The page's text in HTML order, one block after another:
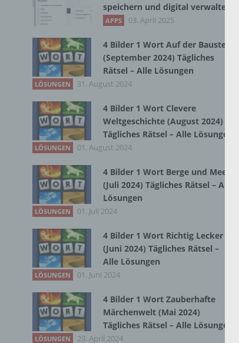
speichern und digital verwalten
APPS 03. April 2025
4 Bilder 1 Wort Auf der Baustelle
(September 2024) Tägliches
Rätsel – Alle Lösungen
LÖSUNGEN 31. August 2024
4 Bilder 1 Wort Clevere
Weltgeschichte (August 2024)
Tägliches Rätsel – Alle Lösungen
LÖSUNGEN 01. August 2024
4 Bilder 1 Wort Berge und Meer
(Juli 2024) Tägliches Rätsel – Alle
Lösungen
LÖSUNGEN 01. Juli 2024
4 Bilder 1 Wort Richtig Lecker
(Juni 2024) Tägliches Rätsel –
Alle Lösungen
LÖSUNGEN 01. Juni 2024
4 Bilder 1 Wort Zauberhafte
Märchenwelt (Mai 2024)
Tägliches Rätsel – Alle Lösungen
LÖSUNGEN 29. April 2024